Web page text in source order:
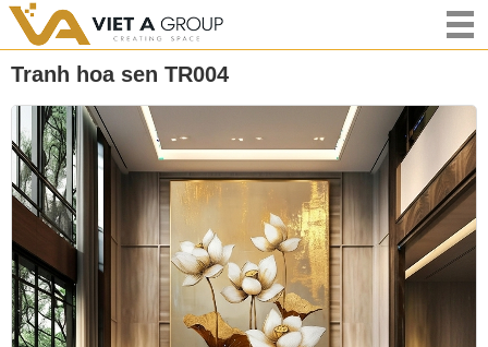
Tranh hoa sen TR004